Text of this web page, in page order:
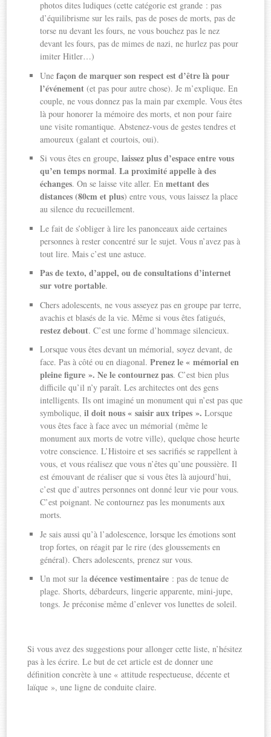
photos dites ludiques (cette catégorie est grande : pas
d’équilibrisme sur les rails, pas de poses de morts, pas de
torse nu devant les fours, ne vous bouchez pas le nez
devant les fours, pas de mimes de nazi, ne hurlez pas pour
imiter Hitler…)
Unefaçon de marquer son respect est d’être là pour
l’événement (et pas pour autre chose). Je m’explique. En
couple, ne vous donnez pas la main par exemple. Vous êtes
là pour honorer la mémoire des morts, et non pour faire
une visite romantique. Abstenez-vous de gestes tendres et
amoureux (galant et courtois, oui).
Si vous êtes en groupe,laissez plus d’espace entre vous
qu’en temps normal.La proximité appelle à des
échanges. On se laisse vite aller. Enmettant des
distances (80cm et plus) entre vous, vous laissez la place
au silence du recueillement.
Le fait de s’obliger à lire les panonceaux aide certaines
personnes à rester concentré sur le sujet. Vous n’avez pas à
tout lire. Mais c’est une astuce.
Pas de texto, d’appel, ou de consultations d’internet
sur votre portable.
Chers adolescents, ne vous asseyez pas en groupe par terre,
avachis et blasés de la vie. Même si vous êtes fatigués,
restez debout. C’est une forme d’hommage silencieux.
Lorsque vous êtes devant un mémorial, soyez devant, de
face. Pas à côté ou en diagonal.Prenez le « mémorial en
pleine figure ». Ne le contournez pas. C’est bien plus
difficile qu’il n’y paraît. Les architectes ont des gens
intelligents. Ils ont imaginé un monument qui n’est pas que
symbolique,il doit nous « saisir aux tripes ». Lorsque
vous êtes face à face avec un mémorial (même le
monument aux morts de votre ville), quelque chose heurte
votre conscience. L’Histoire et ses sacrifiés se rappellent à
vous, et vous réalisez que vous n’êtes qu’une poussière. Il
est émouvant de réaliser que si vous êtes là aujourd’hui,
c’est que d’autres personnes ont donné leur vie pour vous.
C’est poignant. Ne contournez pas les monuments aux
morts.
Je sais aussi qu’à l’adolescence, lorsque les émotions sont
trop fortes, on réagit par le rire (des gloussements en
général). Chers adolescents, prenez sur vous.
Un mot sur ladécence vestimentaire : pas de tenue de
plage. Shorts, débardeurs, lingerie apparente, mini-jupe,
tongs. Je préconise même d’enlever vos lunettes de soleil.
Si vous avez des suggestions pour allonger cette liste, n’hésitez
pas à les écrire. Le but de cet article est de donner une
définition concrète à une « attitude respectueuse, décente et
laïque », une ligne de conduite claire.